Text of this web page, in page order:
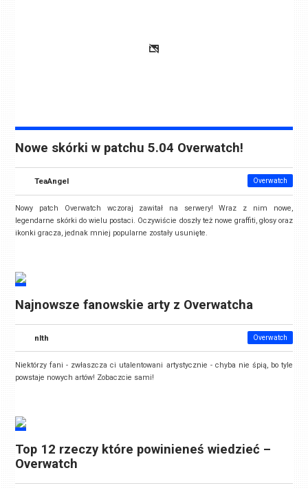
Nowe skórki w patchu 5.04 Overwatch!
TeaAngel Overwatch
Nowy patch Overwatch wczoraj zawitał na serwery! Wraz z nim nowe,
legendarne skórki do wielu postaci. Oczywiście doszły też nowe graffiti, głosy oraz
ikonki gracza, jednak mniej popularne zostały usunięte.
Najnowsze fanowskie arty z Overwatcha
nlth Overwatch
Niektórzy fani - zwłaszcza ci utalentowani artystycznie - chyba nie śpią, bo tyle
powstaje nowych artów! Zobaczcie sami!
Top 12 rzeczy które powinieneś wiedzieć –
Overwatch